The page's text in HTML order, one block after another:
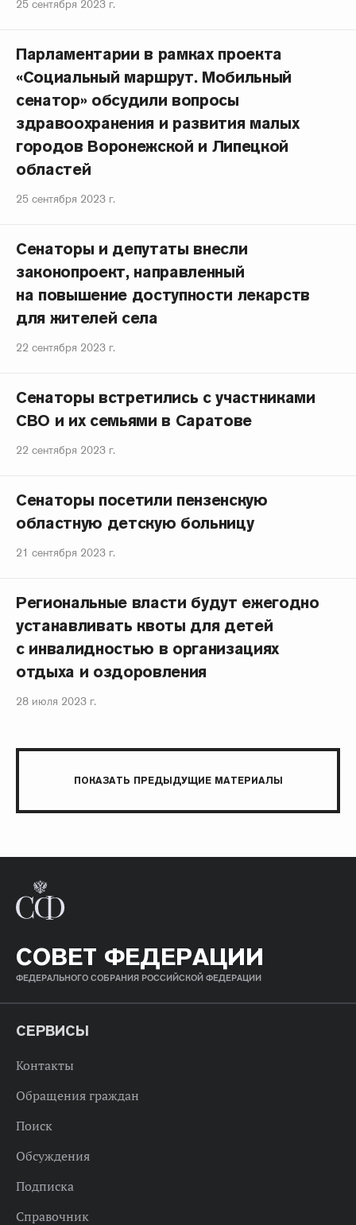
25 сентября 2023 г.
Парламентарии в рамках проекта
«Социальный маршрут. Мобильный
сенатор» обсудили вопросы
здравоохранения и развития малых
городов Воронежской и Липецкой
областей
25 сентября 2023 г.
Сенаторы и депутаты внесли
законопроект, направленный
на повышение доступности лекарств
для жителей села
22 сентября 2023 г.
Сенаторы встретились с участниками
СВО и их семьями в Саратове
22 сентября 2023 г.
Сенаторы посетили пензенскую
областную детскую больницу
21 сентября 2023 г.
Региональные власти будут ежегодно
устанавливать квоты для детей
с инвалидностью в организациях
отдыха и оздоровления
28 июля 2023 г.
ПОКАЗАТЬ ПРЕДЫДУЩИЕ МАТЕРИАЛЫ
СОВЕТ ФЕДЕРАЦИИ
ФЕДЕРАЛЬНОГО СОБРАНИЯ РОССИЙСКОЙ ФЕДЕРАЦИИ
СЕРВИСЫ
Контакты
Обращения граждан
Поиск
Обсуждения
Подписка
Справочник